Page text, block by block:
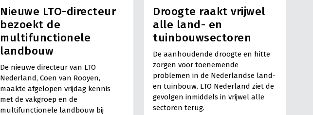
Nieuwe LTO-directeur
bezoekt de
multifunctionele
landbouw
De nieuwe directeur van LTO
Nederland, Coen van Rooyen,
maakte afgelopen vrijdag kennis
met de vakgroep en de
multifunctionele landbouw bij
Droogte raakt vrijwel
alle land- en
tuinbouwsectoren
De aanhoudende droogte en hitte
zorgen voor toenemende
problemen in de Nederlandse land-
en tuinbouw. LTO Nederland ziet de
gevolgen inmiddels in vrijwel alle
sectoren terug.